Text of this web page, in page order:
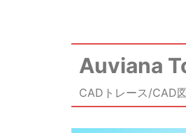
Auviana
CADトレース/CAD